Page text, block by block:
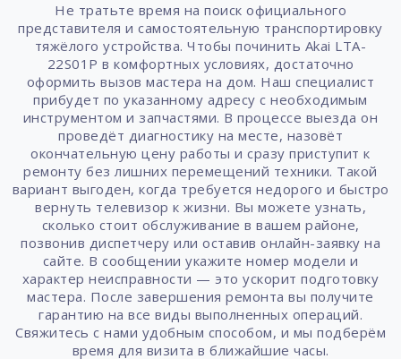
Не тратьте время на поиск официального
представителя и самостоятельную транспортировку
тяжёлого устройства. Чтобы починить Akai LTA-
22S01P в комфортных условиях, достаточно
оформить вызов мастера на дом. Наш специалист
прибудет по указанному адресу с необходимым
инструментом и запчастями. В процессе выезда он
проведёт диагностику на месте, назовёт
окончательную цену работы и сразу приступит к
ремонту без лишних перемещений техники. Такой
вариант выгоден, когда требуется недорого и быстро
вернуть телевизор к жизни. Вы можете узнать,
сколько стоит обслуживание в вашем районе,
позвонив диспетчеру или оставив онлайн-заявку на
сайте. В сообщении укажите номер модели и
характер неисправности — это ускорит подготовку
мастера. После завершения ремонта вы получите
гарантию на все виды выполненных операций.
Свяжитесь с нами удобным способом, и мы подберём
время для визита в ближайшие часы.